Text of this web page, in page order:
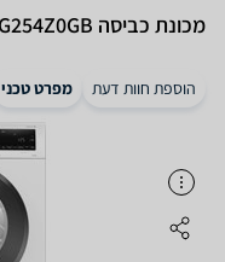
מכונת כביסה Bosch WGG254Z0GB ‏10 ‏ק"ג בוש
הוספת חוות דעת מפרט טכני